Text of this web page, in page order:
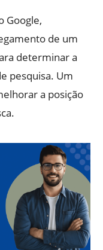
Google,
de um
determinar a
pesquisa. Um
a posição